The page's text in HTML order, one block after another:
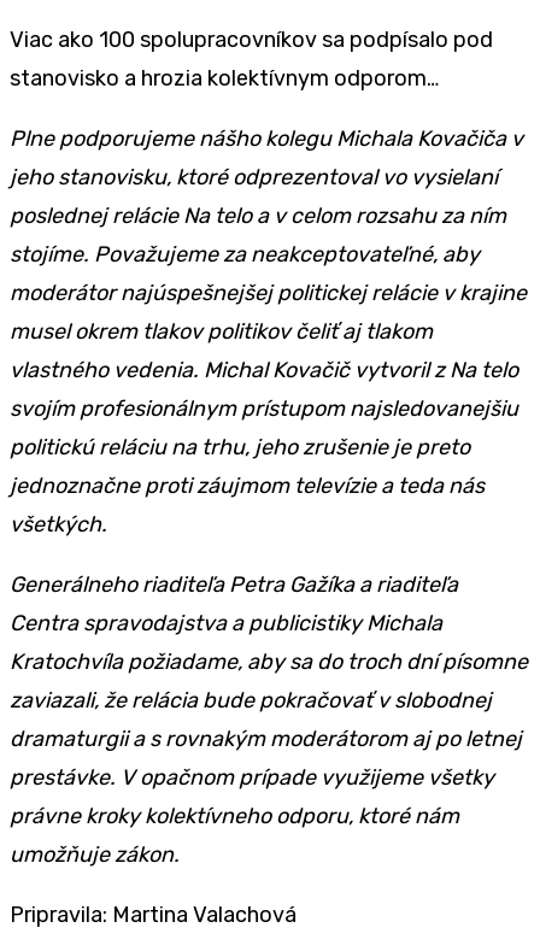
Viac ako 100 spolupracovníkov sa podpísalo pod
stanovisko a hrozia kolektívnym odporom…
Plne podporujeme nášho kolegu Michala Kovačiča v
jeho stanovisku, ktoré odprezentoval vo vysielaní
poslednej relácie Na telo a v celom rozsahu za ním
stojíme. Považujeme za neakceptovateľné, aby
moderátor najúspešnejšej politickej relácie v krajine
musel okrem tlakov politikov čeliť aj tlakom
vlastného vedenia. Michal Kovačič vytvoril z Na telo
svojím profesionálnym prístupom najsledovanejšiu
politickú reláciu na trhu, jeho zrušenie je preto
jednoznačne proti záujmom televízie a teda nás
všetkých.
Generálneho riaditeľa Petra Gažíka a riaditeľa
Centra spravodajstva a publicistiky Michala
Kratochvíla požiadame, aby sa do troch dní písomne
zaviazali, že relácia bude pokračovať v slobodnej
dramaturgii a s rovnakým moderátorom aj po letnej
prestávke. V opačnom prípade využijeme všetky
právne kroky kolektívneho odporu, ktoré nám
umožňuje zákon.
Pripravila: Martina Valachová